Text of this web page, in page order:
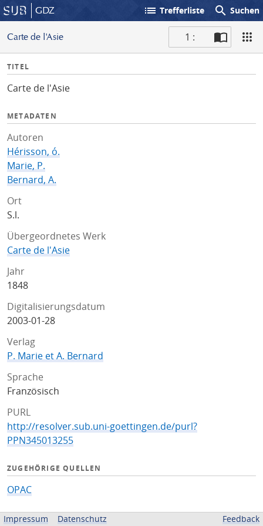
GDZ list Trefferliste search Suchen
Carte de l'Asie 1 :
I
f
TITEL
Carte de l'Asie
METADATEN
Autoren
Hérisson, ó.
Marie, P.
Bernard, A.
Ort
S.l.
Übergeordnetes Werk
Carte de l'Asie
Jahr
1848
Digitalisierungsdatum
2003-01-28
Verlag
P. Marie et A. Bernard
Sprache
Französisch
PURL
http://resolver.sub.uni-goettingen.de/purl?
PPN345013255
ZUGEHÖRIGE QUELLEN
OPAC
BEREITGESTELLT VON
Impressum Datenschutz Feedback